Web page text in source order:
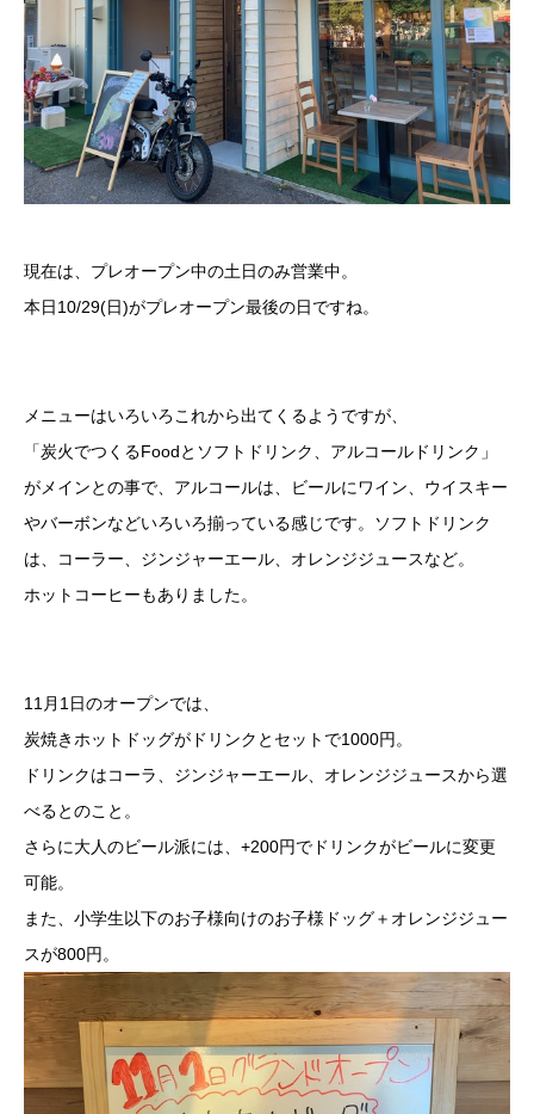
現在は、プレオープン中の土日のみ営業中。
本日10/29(日)がプレオープン最後の日ですね。
メニューはいろいろこれから出てくるようですが、
「炭火でつくるFoodとソフトドリンク、アルコールドリンク」
がメインとの事で、アルコールは、ビールにワイン、ウイスキー
やバーボンなどいろいろ揃っている感じです。ソフトドリンク
は、コーラー、ジンジャーエール、オレンジジュースなど。
ホットコーヒーもありました。
11月1日のオープンでは、
炭焼きホットドッグがドリンクとセットで1000円。
ドリンクはコーラ、ジンジャーエール、オレンジジュースから選
べるとのこと。
さらに大人のビール派には、+200円でドリンクがビールに変更
可能。
また、小学生以下のお子様向けのお子様ドッグ＋オレンジジュー
スが800円。